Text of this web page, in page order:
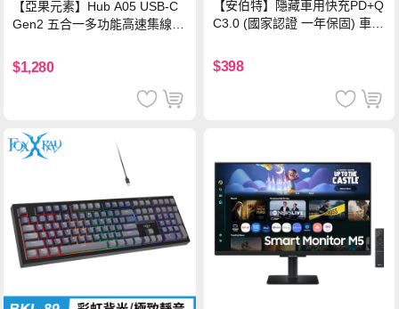
【亞果元素】Hub A05 USB-C
Gen2 五合一多功能高速集線
$1,280
【安伯特】隱藏車用快充PD+Q
C3.0 (國家認證 一年保固) 車充
$398